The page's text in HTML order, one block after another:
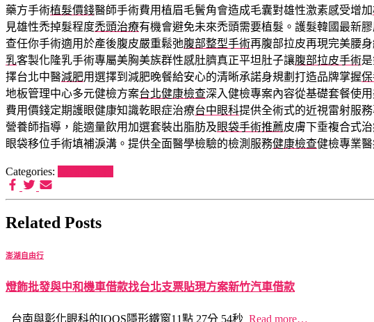
藥方手術植髮價錢醫師手術費用植眉毛鬢角會造成毛囊對雄性激素感受增加
見雄性禿掉髮程度禿頭治療有機會避免未來禿頭需要植髮。護髮韓國最新
查任你手術適用於產後腹皮嚴重鬆弛腹部整型手術再腹部拉皮再現完美腰
乳客製化隆乳手術專屬美胸美族群性感肚臍真正平坦肚子讓腹部拉皮手術
擇台北中醫減肥用選擇到減肥晚餐給安心的清晰承諾身規劃打造品牌掌握
地板管理中心多元健檢方案台北健康檢查深入健檢專案內容從基礎套餐使
費用價錢定期護眼健康知識乾眼症治療台中眼科提供全術式的近視雷射服
營養師指導，能適量飲用加選套裝出脂肪及眼袋手術推薦皮膚下垂複合式
眼袋移位手術填補淚溝。提供全面醫學檢驗的檢測服務健康檢查健檢專業
Categories:
Related Posts
澎湖自由行
燈飾批發與中和機車借款找台北支票貼現方案新竹汽車借款
台南與彰化眼科的IQOS隱形鐵窗11點 27分 54秒 Read more…